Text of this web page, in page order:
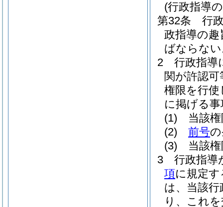
(行政指導
第32条
行
政指導の
ばならな
2
行政指導
関が許認
権限を行
に掲げる
(1)
当該
(2)
前号
(3)
当該
3
行政指導
項に規定
は、当該
り、これ